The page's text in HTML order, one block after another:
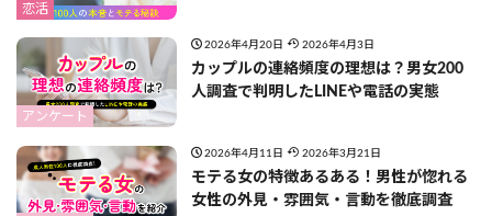
恋活
アンケート
2026年4月20日 2026年4月3日
カップルの連絡頻度の理想は？男女200
人調査で判明したLINEや電話の実態
2026年4月11日 2026年3月21日
モテる女の特徴あるある！男性が惚れる
女性の外見・雰囲気・言動を徹底調査